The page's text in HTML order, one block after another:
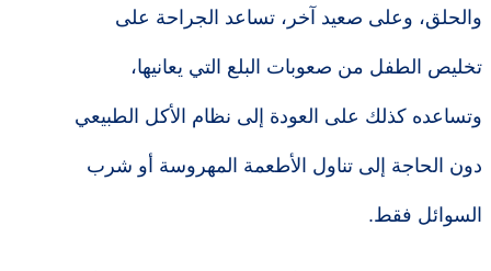
والحلق، وعلى صعيد آخر، تساعد الجراحة على
تخليص الطفل من صعوبات البلع التي يعانيها،
وتساعده كذلك على العودة إلى نظام الأكل الطبيعي
دون الحاجة إلى تناول الأطعمة المهروسة أو شرب
السوائل فقط.